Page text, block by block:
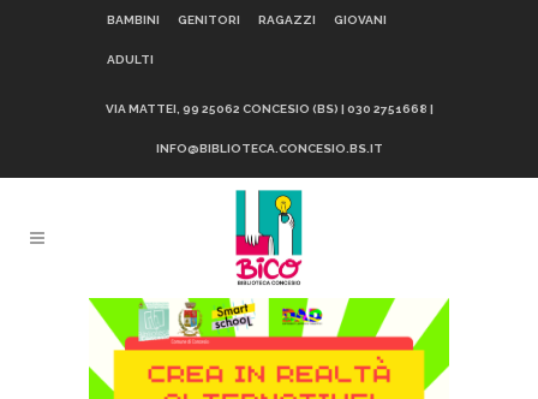
BAMBINI GENITORI RAGAZZI GIOVANI
ADULTI
VIA MATTEI, 99 25062 CONCESIO (BS) | 030 2751668 |
INFO@BIBLIOTECA.CONCESIO.BS.IT